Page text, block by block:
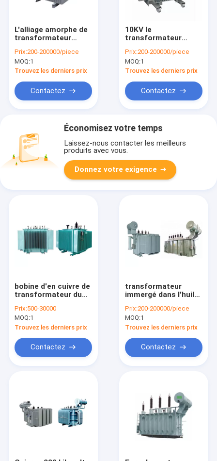
L'alliage amorphe de
transformateur
de la série SH15 a
complètement scellé
3 la phase 11Kv 33Kv
Prix:200-200000/piece
MOQ:1
Trouvez les derniers prix
Contactez
10KV le
transformateur
S11,30-2500KVA, 3
phae/a
complètement
de double
Prix:200-200000/piece
MOQ:1
Trouvez les derniers prix
Contactez
Économisez votre temps
Laissez-nous contacter les meilleurs
produits avec vous.
Donnez votre exigence
bobine d'en cuivre de
transformateur du
50HZ/60HZ immergé
dans l'huile/en
aluminium remplie
d'huile
Prix:500-30000
MOQ:1
Trouvez les derniers prix
Contactez
transformateur
immergé dans l'huile
transformateur
d'Electric Power de 3
phases
Prix:200-200000/piece
MOQ:1
Trouvez les derniers prix
Contactez